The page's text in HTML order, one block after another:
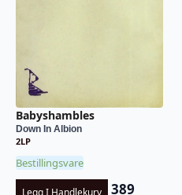
Babyshambles
Down In Albion
2LP
Bestillingsvare
Legg I Handlekurv 389